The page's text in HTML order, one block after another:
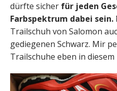
dürfte sicher für jeden
Farbspektrum dabei sein.
Trailschuh von Salomon
gediegenen Schwarz. Mir
Trailschuhe eben in